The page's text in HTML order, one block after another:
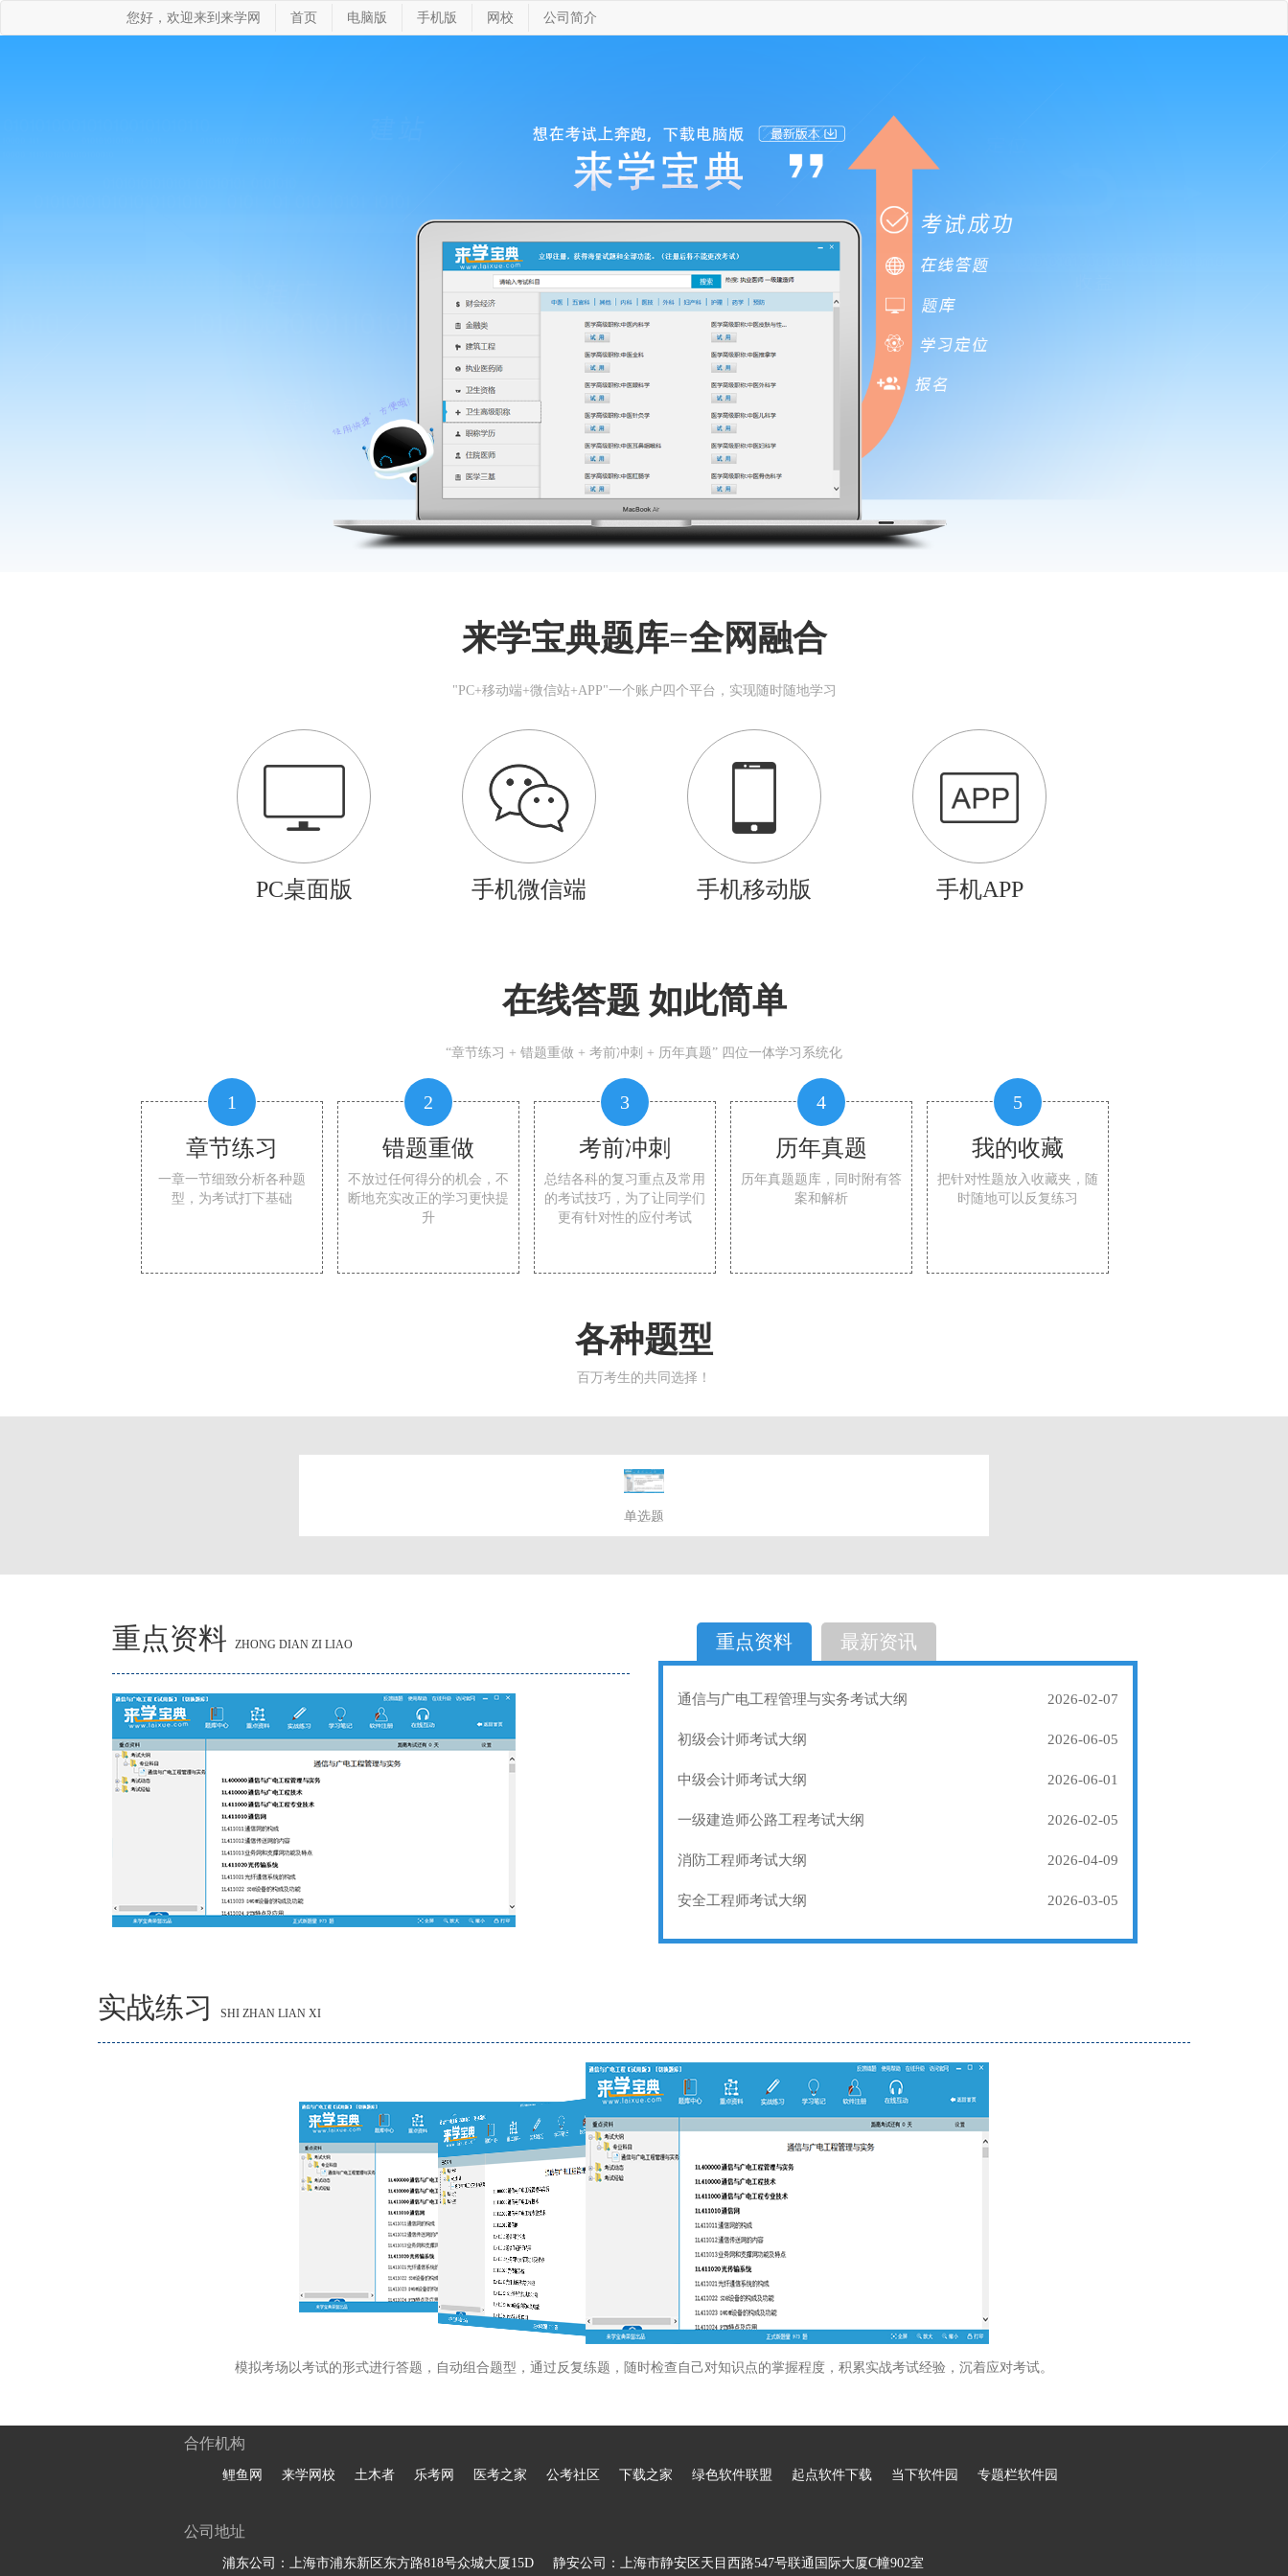
您好，欢迎来到来学网 首页 电脑版 手机版 网校 公司简介
来学宝典题库=全网融合
"PC+移动端+微信站+APP"一个账户四个平台，实现随时随地学习
PC桌面版 手机微信端 手机移动版 手机APP
在线答题 如此简单
“章节练习 + 错题重做 + 考前冲刺 + 历年真题” 四位一体学习系统化
1
章节练习
一章一节细致分析各种题
型，为考试打下基础
2
错题重做
不放过任何得分的机会，不
断地充实改正的学习更快提
升
3
考前冲刺
总结各科的复习重点及常用
的考试技巧，为了让同学们
更有针对性的应付考试
4
历年真题
历年真题题库，同时附有答
案和解析
5
我的收藏
把针对性题放入收藏夹，随
时随地可以反复练习
各种题型
百万考生的共同选择！
单选题
选择题
重点资料 ZHONG DIAN ZI LIAO 重点资料 最新资讯
通信与广电工程管理与实务考试大纲 2026-02-07
初级会计师考试大纲 2026-06-05
中级会计师考试大纲 2026-06-01
一级建造师公路工程考试大纲 2026-02-05
消防工程师考试大纲 2026-04-09
安全工程师考试大纲 2026-03-05
实战练习 SHI ZHAN LIAN XI
模拟考场以考试的形式进行答题，自动组合题型，通过反复练题，随时检查自己对知识点的掌握程度，积累实战考试经验，沉着应对考试。
合作机构
鲤鱼网 来学网校 土木者 乐考网 医考之家 公考社区 下载之家 绿色软件联盟 起点软件下载 当下软件园 专题栏软件园
公司地址
浦东公司：上海市浦东新区东方路818号众城大厦15D 静安公司：上海市静安区天目西路547号联通国际大厦C幢902室